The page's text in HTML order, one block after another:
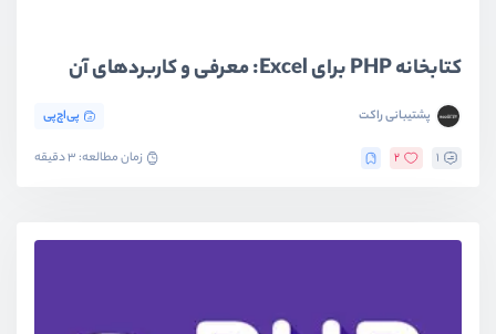
کتابخانه PHP برای Excel: معرفی و کاربردهای آن
پشتیبانی راکت پی‌اچ‌پی
1
2 زمان مطالعه: 3 دقیقه